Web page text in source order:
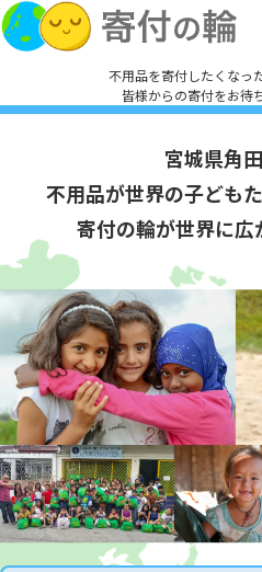
不用品を寄付したくなっ
皆様からの寄付をお待
宮城県角
不用品が世界の子ども
寄付の輪が世界に広